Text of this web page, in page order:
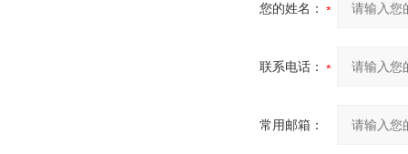
您的姓名：
联系电话：
常用邮箱：